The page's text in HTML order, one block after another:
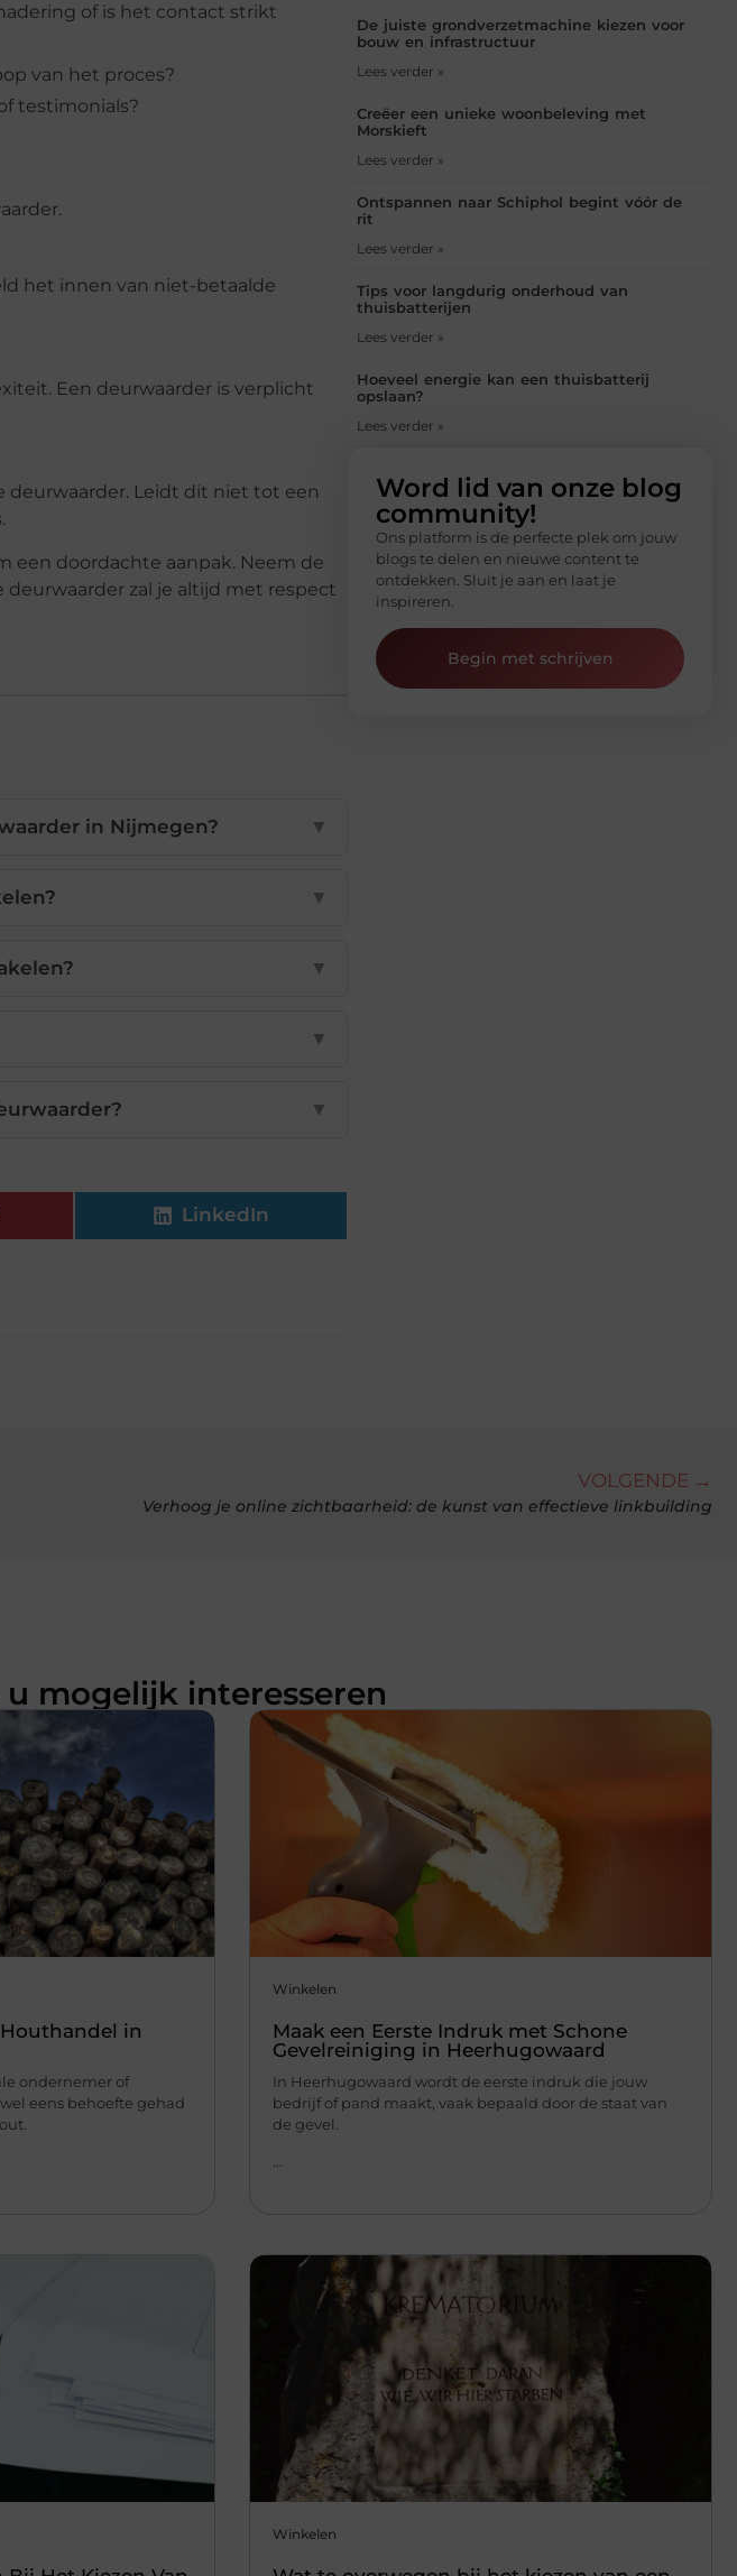
of is het contact strikt
van het proces?
testimonials?
het innen van niet-betaalde
Een deurwaarder is verplicht
deurwaarder. Leidt dit niet tot een
een doordachte aanpak. Neem de
zal je altijd met respect
in Nijmegen? ▼
▼
▼
▼
▼
LinkedIn
De juiste grondverzetmachine kiezen voor
bouw en infrastructuur
Lees verder »
Creëer een unieke woonbeleving met
Morskieft
Lees verder »
Ontspannen naar Schiphol begint vóór de
rit
Lees verder »
Tips voor langdurig onderhoud van
thuisbatterijen
Lees verder »
Hoeveel energie kan een thuisbatterij
opslaan?
Lees verder »
Word lid van onze blog
community!
Ons platform is de perfecte plek om jouw
blogs te delen en nieuwe content te
ontdekken. Sluit je aan en laat je
inspireren.
Begin met schrijven
VOLGENDE →
Verhoog je online zichtbaarheid: de kunst van effectieve linkbuilding
u mogelijk interesseren
in
ondernemer of
eens behoefte gehad
Winkelen
Maak een Eerste Indruk met Schone
Gevelreiniging in Heerhugowaard
In Heerhugowaard wordt de eerste indruk die jouw
bedrijf of pand maakt, vaak bepaald door de staat van
de gevel.
...
Winkelen